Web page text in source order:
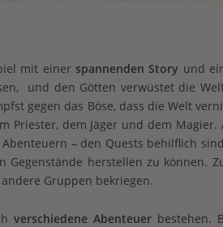
mit einer spannenden Story und
und den Götten verwüstet die
gegen das Böse, dass die Welt
Priester, dem Jäger und dem Magier.
– den Quests behilflich
herstellen zu können.
Gruppen bekriegen.
verschiedene Abenteuerbestehen.